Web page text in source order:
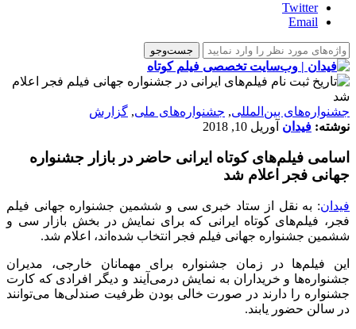
Twitter
Email
‌‌جشنواره‌های بین‌المللی, جشنواره‌های ملی, گزارش
نوشته: فیدان آوریل 10, 2018
اسامی فیلم‌های کوتاه ایرانی حاضر در بازار جشنواره
جهانی فجر اعلام شد
فیدان: به نقل از ستاد خبری سی و ششمین جشنواره جهانی فیلم
فجر، فیلم‌های کوتاه ایرانی که برای نمایش‌ در بخش بازار سی و
ششمین جشنواره جهانی فیلم فجر انتخاب شده‌اند، اعلام شد.
این فیلم‌ها در زمان جشنواره برای مهمانان خارجی، مدیران
جشنواره‌ها و خریداران به نمایش درمی‌آیند و دیگر افرادی که کارت
جشنواره را دارند در صورت خالی بودن ظرفیت صندلی‌ها می‌توانند
در سالن حضور یابند.